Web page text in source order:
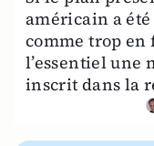
américain a
comme trop en
l’essentiel une
inscrit dans la